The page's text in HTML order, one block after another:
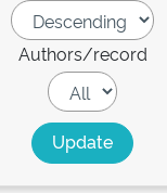
Authors/record